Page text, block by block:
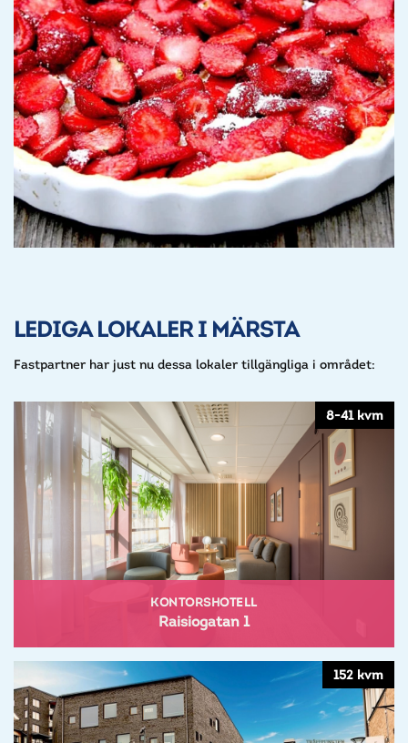
LEDIGA LOKALER I MÄRSTA
Fastpartner har just nu dessa lokaler tillgängliga i området:
8-41 kvm
KONTORSHOTELL
Raisiogatan 1
152 kvm